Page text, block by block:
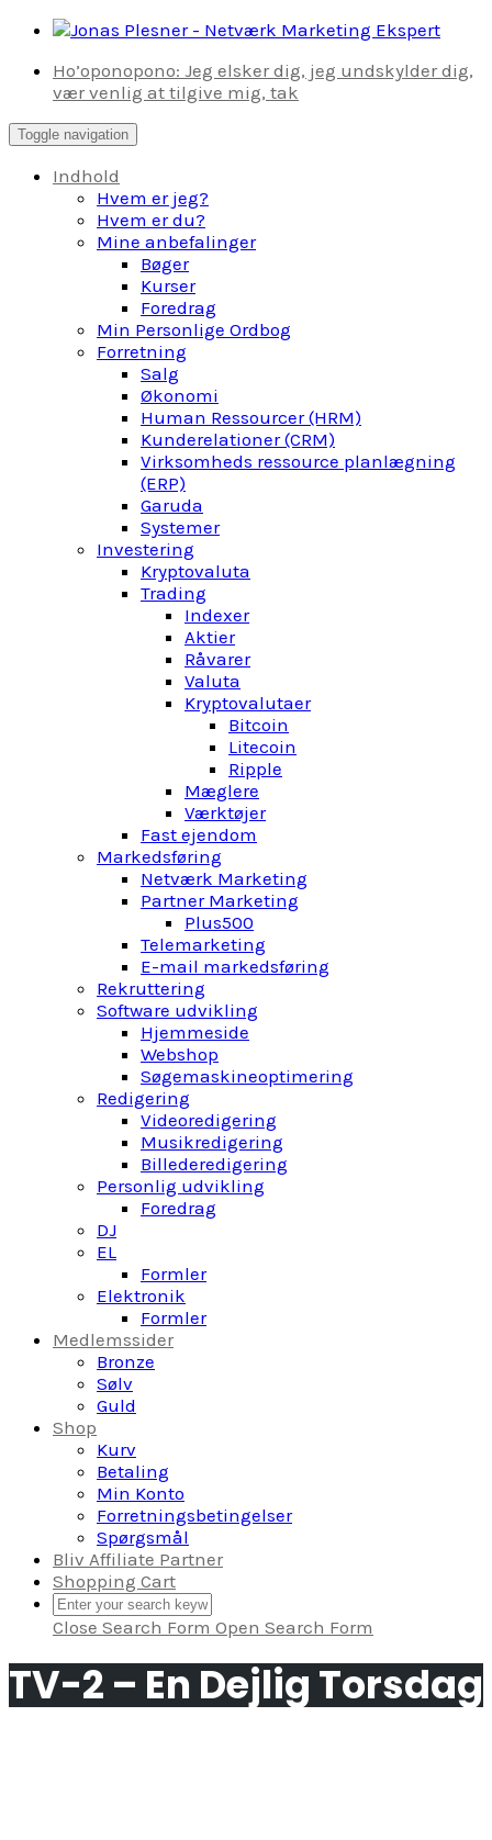
Skip
contentHo’oponopono: Jeg elsker dig, jeg undskylder dig,
vær venlig at tilgive mig, tak
Toggle navigation
Indhold
Hvem er jeg?
Hvem er du?
Mine anbefalinger
Bøger
Kurser
Foredrag
Min Personlige Ordbog
Forretning
Salg
Økonomi
Human Ressourcer (HRM)
Kunderelationer (CRM)
Virksomheds ressource planlægning
(ERP)
Garuda
Systemer
Investering
Kryptovaluta
Trading
Indexer
Aktier
Råvarer
Valuta
Kryptovalutaer
Bitcoin
Litecoin
Ripple
Mæglere
Værktøjer
Fast ejendom
Markedsføring
Netværk Marketing
Partner Marketing
Plus500
Telemarketing
E-mail markedsføring
Rekruttering
Software udvikling
Hjemmeside
Webshop
Søgemaskineoptimering
Redigering
Videoredigering
Musikredigering
Billederedigering
Personlig udvikling
Foredrag
DJ
EL
Formler
Elektronik
Formler
Medlemssider
Bronze
Sølv
Guld
Shop
Kurv
Betaling
Min Konto
Forretningsbetingelser
Spørgsmål
Bliv Affiliate Partner
Shopping Cart
Close Search Form Open Search Form
TV-2 – En Dejlig Torsdag